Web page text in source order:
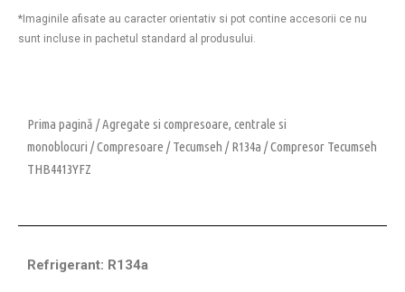
*Imaginile afisate au caracter orientativ si pot contine accesorii ce nu
sunt incluse in pachetul standard al produsului.
Prima pagină /Agregate si compresoare, centrale si
monoblocuri /Compresoare /Tecumseh /R134a / Compresor Tecumseh
THB4413YFZ
Refrigerant: R134a